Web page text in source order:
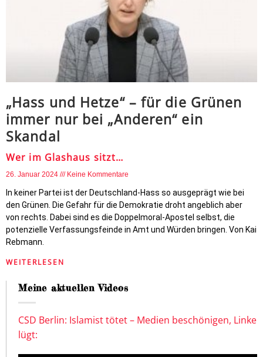
„Hass und Hetze“ – für die Grünen
immer nur bei „Anderen“ ein
Skandal
Wer im Glashaus sitzt…
26. Januar 2024 Keine Kommentare
In keiner Partei ist der Deutschland-Hass so ausgeprägt wie bei
den Grünen. Die Gefahr für die Demokratie droht angeblich aber
von rechts. Dabei sind es die Doppelmoral-Apostel selbst, die
potenzielle Verfassungsfeinde in Amt und Würden bringen. Von Kai
Rebmann.
WEITERLESEN
Meine aktuellen Videos
CSD Berlin: Islamist tötet – Medien beschönigen, Linke
lügt: